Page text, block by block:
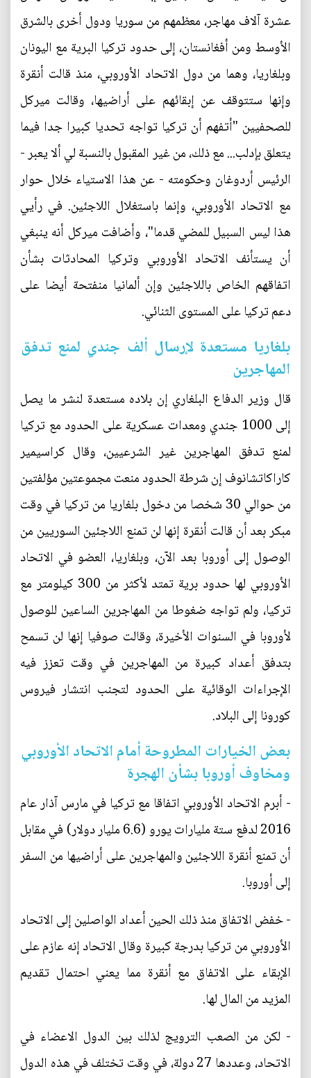
عشرة آلاف مهاجر، معظمهم من سوريا ودول أخرى بالشرق
الأوسط ومن أفغانستان، إلى حدود تركيا البرية مع اليونان
وبلغاريا، وهما من دول الاتحاد الأوروبي، منذ قالت أنقرة
وإنها ستتوقف عن إبقائهم على أراضيها، وقالت ميركل
للصحفيين "أتفهم أن تركيا تواجه تحديا كبيرا جدا فيما
يتعلق بإدلب... مع ذلك، من غير المقبول بالنسبة لي ألا يعبر -
الرئيس أردوغان وحكومته - عن هذا الاستياء خلال حوار
مع الاتحاد الأوروبي، وإنما باستغلال اللاجئين. في رأيي
هذا ليس السبيل للمضي قدما"، وأضافت ميركل أنه ينبغي
أن يستأنف الاتحاد الأوروبي وتركيا المحادثات بشأن
اتفاقهم الخاص باللاجئين وإن ألمانيا منفتحة أيضا على
دعم تركيا على المستوى الثنائي.
بلغاريا مستعدة لإرسال ألف جندي لمنع تدفق
المهاجرين
قال وزير الدفاع البلغاري إن بلاده مستعدة لنشر ما يصل
إلى 1000 جندي ومعدات عسكرية على الحدود مع تركيا
لمنع تدفق المهاجرين غير الشرعيين، وقال كراسيمير
كاراكاتشانوف إن شرطة الحدود منعت مجموعتين مؤلفتين
من حوالي 30 شخصا من دخول بلغاريا من تركيا في وقت
مبكر بعد أن قالت أنقرة إنها لن تمنع اللاجئين السوريين من
الوصول إلى أوروبا بعد الآن، وبلغاريا، العضو في الاتحاد
الأوروبي لها حدود برية تمتد لأكثر من 300 كيلومتر مع
تركيا، ولم تواجه ضغوطا من المهاجرين الساعين للوصول
لأوروبا في السنوات الأخيرة، وقالت صوفيا إنها لن تسمح
بتدفق أعداد كبيرة من المهاجرين في وقت تعزز فيه
الإجراءات الوقائية على الحدود لتجنب انتشار فيروس
كورونا إلى البلاد.
بعض الخيارات المطروحة أمام الاتحاد الأوروبي
ومخاوف أوروبا بشأن الهجرة
- أبرم الاتحاد الأوروبي اتفاقا مع تركيا في مارس آذار عام
2016 لدفع ستة مليارات يورو (6.6 مليار دولار) في مقابل
أن تمنع أنقرة اللاجئين والمهاجرين على أراضيها من السفر
إلى أوروبا.
- خفض الاتفاق منذ ذلك الحين أعداد الواصلين إلى الاتحاد
الأوروبي من تركيا بدرجة كبيرة وقال الاتحاد إنه عازم على
الإبقاء على الاتفاق مع أنقرة مما يعني احتمال تقديم
المزيد من المال لها.
- لكن من الصعب الترويج لذلك بين الدول الاعضاء في
الاتحاد، وعددها 27 دولة، في وقت تختلف في هذه الدول